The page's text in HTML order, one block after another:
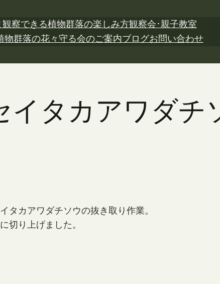
観察できる植物群落の楽しみ方観察会･親子教室
物群落の花々守る会のご案内ブログお問い合わせ
タカアワダチ
タカアワダチソウの抜き取り作業。
切り上げました。